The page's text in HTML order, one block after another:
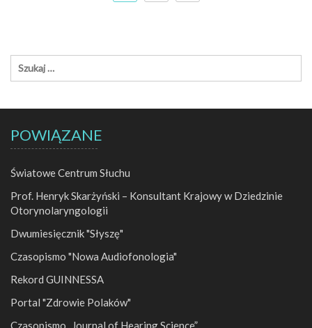
POWIĄZANE
Światowe Centrum Słuchu
Prof. Henryk Skarżyński – Konsultant Krajowy w Dziedzinie
Otorynolaryngologii
Dwumiesięcznik "Słyszę"
Czasopismo "Nowa Audiofonologia"
Rekord GUINNESSA
Portal "Zdrowie Polaków"